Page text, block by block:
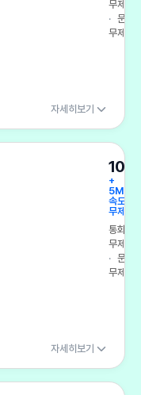
무제한
문자
무제한
자세히보기
+
속도
무제한
통화
무제한
문자
무제한
자세히보기